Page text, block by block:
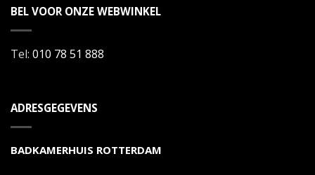
BEL VOOR ONZE WEBWINKEL
Tel: 010 78 51 888
ADRESGEGEVENS
BADKAMERHUIS ROTTERDAM